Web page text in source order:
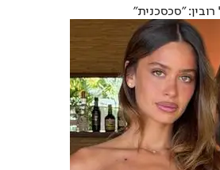
"סכסכנית"